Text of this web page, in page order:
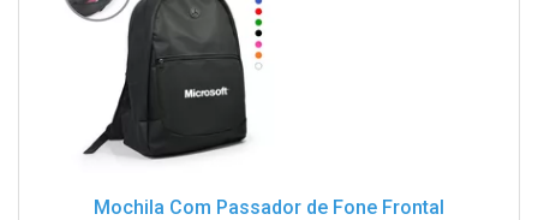
Mochila Com Passador de Fone Frontal